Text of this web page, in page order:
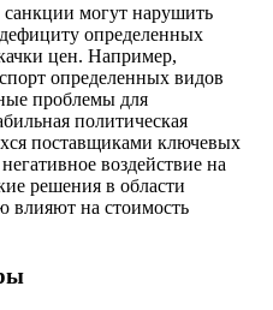
могут нарушить
определенных
цен. Например,
определенных видов
проблемы для
политическая
поставщиками ключевых
воздействие на
решения в области
влияют на стоимость